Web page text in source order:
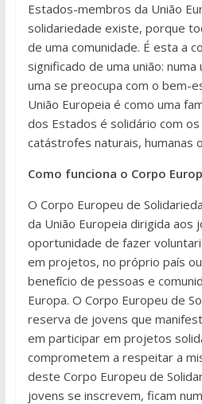
Estados-membros da União
solidariedade existe, porque
de uma comunidade. É esta a
significado de uma união:
uma se preocupa com o bem-
União Europeia é como uma
dos Estados é solidário com
catástrofes naturais, humanas
Como funciona o Corpo
O Corpo Europeu de
da União Europeia dirigida aos
oportunidade de fazer
em projetos, no próprio país
benefício de pessoas e
Europa. O Corpo Europeu de
reserva de jovens que
em participar em projetos
comprometem a respeitar a
deste Corpo Europeu de
jovens se inscrevem, ficam